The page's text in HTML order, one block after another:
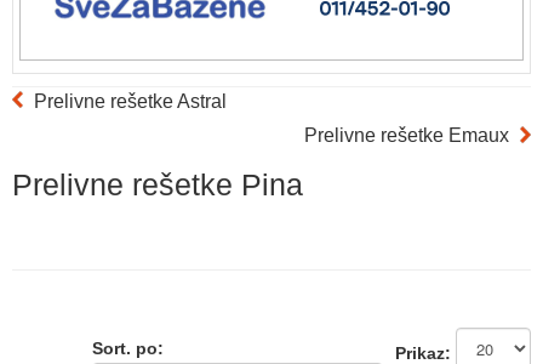
Prelivne rešetke Astral
Prelivne rešetke Emaux
Prelivne rešetke Pina
Prikaz:
Sort. po: